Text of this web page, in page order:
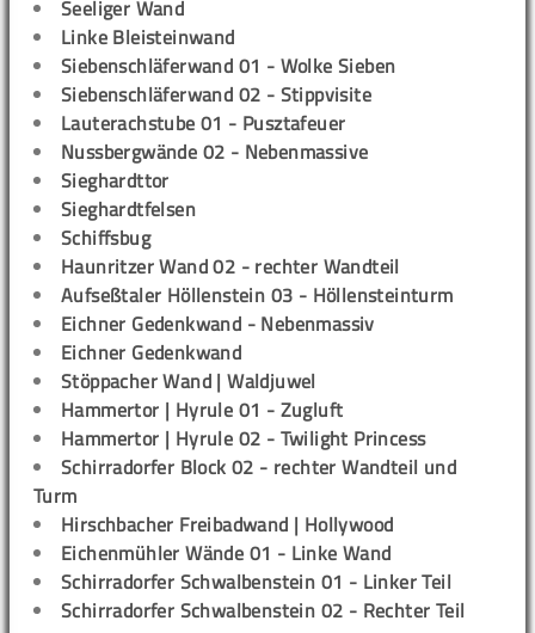
Seeliger Wand
Linke Bleisteinwand
Siebenschläferwand 01 - Wolke Sieben
Siebenschläferwand 02 - Stippvisite
Lauterachstube 01 - Pusztafeuer
Nussbergwände 02 - Nebenmassive
Sieghardttor
Sieghardtfelsen
Schiffsbug
Haunritzer Wand 02 - rechter Wandteil
Aufseßtaler Höllenstein 03 - Höllensteinturm
Eichner Gedenkwand - Nebenmassiv
Eichner Gedenkwand
Stöppacher Wand | Waldjuwel
Hammertor | Hyrule 01 - Zugluft
Hammertor | Hyrule 02 - Twilight Princess
Schirradorfer Block 02 - rechter Wandteil und
Turm
Hirschbacher Freibadwand | Hollywood
Eichenmühler Wände 01 - Linke Wand
Schirradorfer Schwalbenstein 01 - Linker Teil
Schirradorfer Schwalbenstein 02 - Rechter Teil